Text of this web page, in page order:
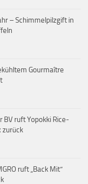
– Schimmelpilzgift in
Gourmaître
BV ruft Yopokki Rice-
zurück
ruft „Back Mit“